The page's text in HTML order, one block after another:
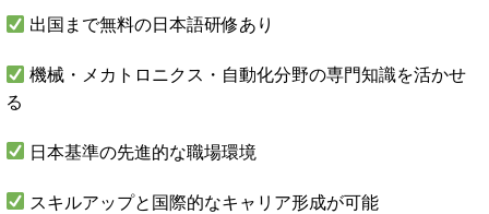
出国まで無料の日本語研修あり
機械・メカトロニクス・自動化分野の専門知識を活かせ
る
日本基準の先進的な職場環境
スキルアップと国際的なキャリア形成が可能